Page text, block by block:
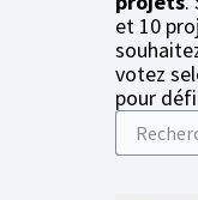
et 10
votez
pour